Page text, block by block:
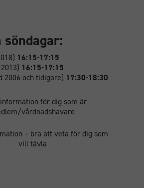
16:15-17:15
16:15-17:15
2006 och tidigare) 17:30-18:30
för dig som är
vårdnadshavare
– bra att veta för dig som
vill tävla